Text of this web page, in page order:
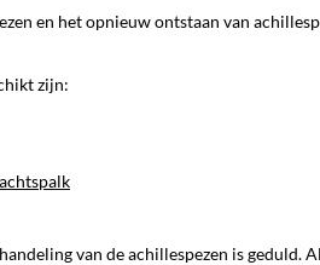
en het opnieuw ontstaan van
zijn:
van de achillespezen is geduld.